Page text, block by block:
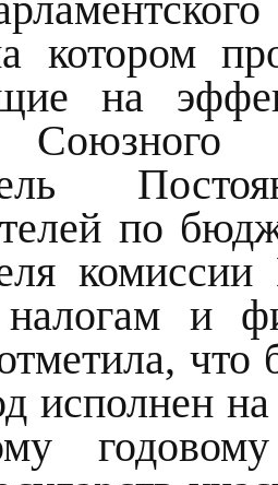
котором
на
по
и
что
исполнен